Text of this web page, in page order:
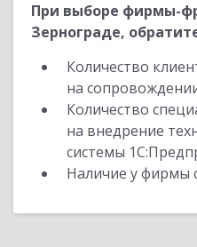
При выборе фирмы-
Зернограде,
Количество
на
Количество
на внедрение
системы
Наличие у фирмы